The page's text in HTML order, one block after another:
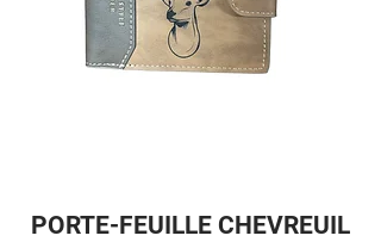
PORTE-FEUILLE CHEVREUIL